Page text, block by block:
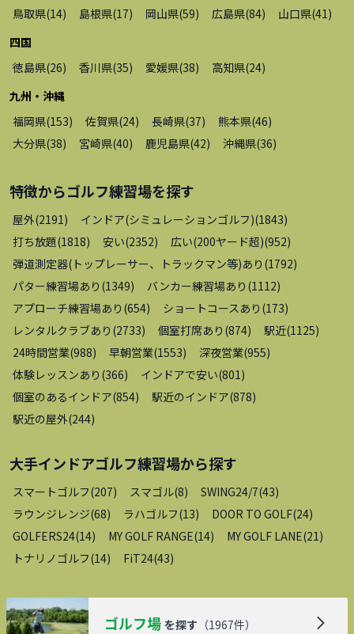
鳥取県(14) 島根県(17) 岡山県(59) 広島県(84) 山口県(41 )
四国
徳島県(26) 香川県(35) 愛媛県(38) 高知県(24)
九州・沖縄
福岡県(153) 佐賀県(24) 長崎県(37) 熊本県(46)
大分県(38) 宮崎県(40) 鹿児島県(42) 沖縄県(36)
特徴からゴルフ練習場を探す
屋外(2191 ) インドア(シミュレーションゴルフ)(1843)
打ち放題(1818) 安い(2352) 広い(200ヤード超)(952)
弾道測定器(トップレーサー、トラックマン等)あり (1792)
パター練習場あり (1349) バンカー練習場あり (1112)
アプローチ練習場あり (654) ショートコースあり (173)
レンタルクラブあり (2733) 個室打席あり (874) 駅近(1125)
24時間営業(988) 早朝営業(1553) 深夜営業(955)
体験レッスンあり (366) インドアで安い(801 )
個室のあるインドア(854) 駅近のインドア(878)
駅近の屋外(244)
大手インドアゴルフ練習場から探す
スマートゴルフ(207) スマゴル(8) SWING24/7(43)
ラウンジレンジ(68) ラハゴルフ(13) DOOR TO GOLF(24)
GOLFERS24(14) MY GOLF RANGE(14) MY GOLF LANE(21 )
トナリノゴルフ(14) FiT24(43)
ゴルフ場 を探す （1967件）